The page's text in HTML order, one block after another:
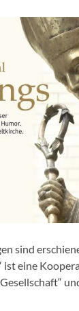
sind
ist eine